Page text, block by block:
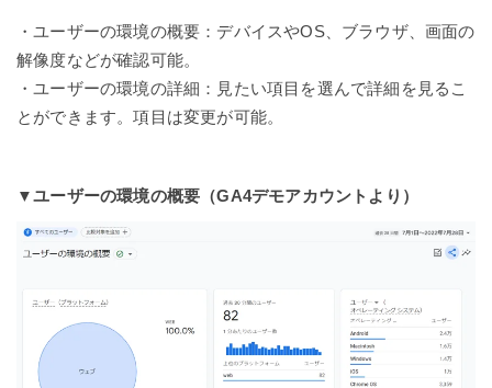
・ユーザーの環境の概要：デバイスやOS、ブラウザ、画面の
解像度などが確認可能。
・ユーザーの環境の詳細：見たい項目を選んで詳細を見るこ
とができます。項目は変更が可能。
▼ユーザーの環境の概要 （GA4デモアカウントより）